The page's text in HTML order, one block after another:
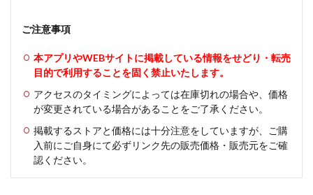
ご注意事項
本アプリやWEBサイトに掲載している情報をせどり・転売
目的で利用することを固く禁止いたします。
アクセスのタイミングによっては在庫切れの場合や、価格
が変更されている場合があることをご了承ください。
掲載するストアと価格には十分注意をしていますが、ご購
入前にご自身にて必ずリンク先の販売価格・販売元をご確
認ください。